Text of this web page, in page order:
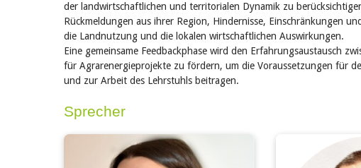
der landwirtschaftlichen und territorialen Dynamik zu
Rückmeldungen aus ihrer Region, Hindernisse, Einschränkungen
die Landnutzung und die lokalen wirtschaftlichen Auswirkungen.
Eine gemeinsame Feedbackphase wird den Erfahrungsaustausch
für Agrarenergieprojekte zu fördern, um die Voraussetzungen für
und zur Arbeit des Lehrstuhls beitragen.
Sprecher